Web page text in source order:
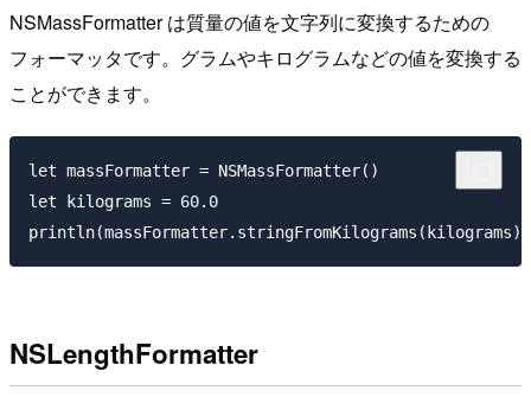
NSMassFormatter は質量の値を文字列に変換するための
フォーマッタです。グラムやキログラムなどの値を変換する
ことができます。
let massFormatter = NSMassFormatter()
let kilograms = 60.0
NSLengthFormatter